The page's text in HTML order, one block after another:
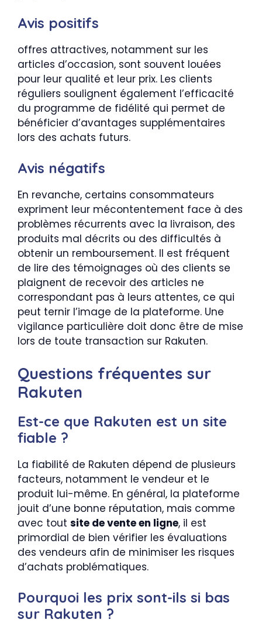
Avis positifs
offres attractives, notamment sur les
articles d’occasion, sont souvent louées
pour leur qualité et leur prix. Les clients
réguliers soulignent également l’efficacité
du programme de fidélité qui permet de
bénéficier d’avantages supplémentaires
lors des achats futurs.
Avis négatifs
En revanche, certains consommateurs
expriment leur mécontentement face à des
problèmes récurrents avec la livraison, des
produits mal décrits ou des difficultés à
obtenir un remboursement. Il est fréquent
de lire des témoignages où des clients se
plaignent de recevoir des articles ne
correspondant pas à leurs attentes, ce qui
peut ternir l’image de la plateforme. Une
vigilance particulière doit donc être de mise
lors de toute transaction sur Rakuten.
Questions fréquentes sur
Rakuten
Est-ce que Rakuten est un site
fiable ?
La fiabilité de Rakuten dépend de plusieurs
facteurs, notamment le vendeur et le
produit lui-même. En général, la plateforme
jouit d’une bonne réputation, mais comme
avec tout site de vente en ligne, il est
primordial de bien vérifier les évaluations
des vendeurs afin de minimiser les risques
d’achats problématiques.
Pourquoi les prix sont-ils si bas
sur Rakuten ?